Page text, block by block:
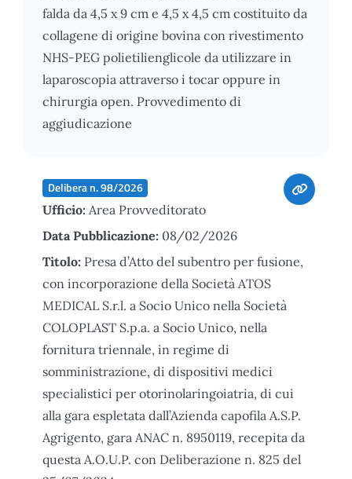
falda da 4,5 x 9 cm e 4,5 x 4,5 cm costituito da
collagene di origine bovina con rivestimento
NHS-PEG polietilienglicole da utilizzare in
laparoscopia attraverso i tocar oppure in
chirurgia open. Provvedimento di
aggiudicazione
Delibera n. 98/2026
Ufficio: Area Provveditorato
Data Pubblicazione: 08/02/2026
Titolo: Presa d’Atto del subentro per fusione,
con incorporazione della Società ATOS
MEDICAL S.r.l. a Socio Unico nella Società
COLOPLAST S.p.a. a Socio Unico, nella
fornitura triennale, in regime di
somministrazione, di dispositivi medici
specialistici per otorinolaringoiatria, di cui
alla gara espletata dall’Azienda capofila A.S.P.
Agrigento, gara ANAC n. 8950119, recepita da
questa A.O.U.P. con Deliberazione n. 825 del